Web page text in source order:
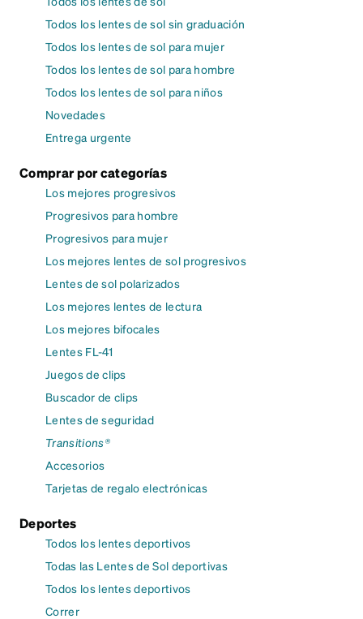
Todos los lentes de sol sin graduación
Todos los lentes de sol para mujer
Todos los lentes de sol para hombre
Todos los lentes de sol para niños
Novedades
Entrega urgente
Comprar por categorías
Los mejores progresivos
Progresivos para hombre
Progresivos para mujer
Los mejores lentes de sol progresivos
Lentes de sol polarizados
Los mejores lentes de lectura
Los mejores bifocales
Lentes FL-41
Juegos de clips
Buscador de clips
Lentes de seguridad
Transitions®
Accesorios
Tarjetas de regalo electrónicas
Deportes
Todos los lentes deportivos
Todas las Lentes de Sol deportivas
Todos los lentes deportivos
Correr